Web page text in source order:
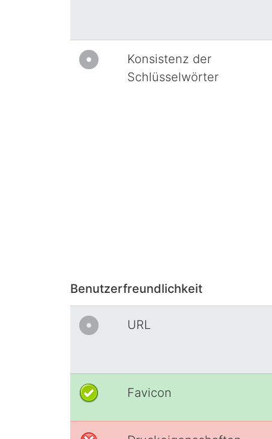
Konsistenz der
Schlüsselwörter
Benutzerfreundlichkeit
URL
Favicon